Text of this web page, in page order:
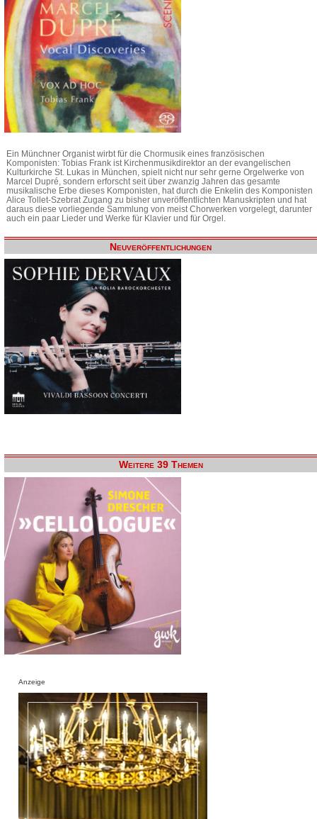
Ein Münchner Organist wirbt für die Chormusik eines französischen
Komponisten: Tobias Frank ist Kirchenmusikdirektor an der evangelischen
Kulturkirche St. Lukas in München, spielt nicht nur sehr gerne Orgelwerke von
Marcel Dupré, sondern erforscht seit über zwanzig Jahren das gesamte
musikalische Erbe dieses Komponisten, hat durch die Enkelin des Komponisten
Alice Tollet-Szebrat Zugang zu bisher unveröffentlichten Manuskripten und hat
daraus diese vorliegende Sammlung von meist Chorwerken vorgelegt, darunter
auch ein paar Lieder und Werke für Klavier und für Orgel.
Neuveröffentlichungen
Weitere 39 Themen
Anzeige